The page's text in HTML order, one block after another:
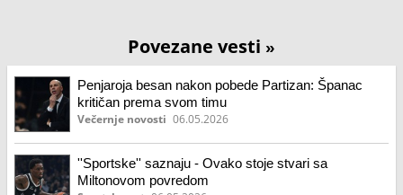
Povezane vesti »
Penjaroja besan nakon pobede Partizan: Španac
kritičan prema svom timu
Večernje novosti 06.05.2026
''Sportske'' saznaju - Ovako stoje stvari sa
Miltonovom povredom